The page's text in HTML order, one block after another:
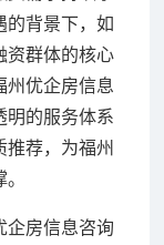
的背景下，如
资群体的核心
州优企房信息
明的服务体系
推荐，为福州
企房信息咨询